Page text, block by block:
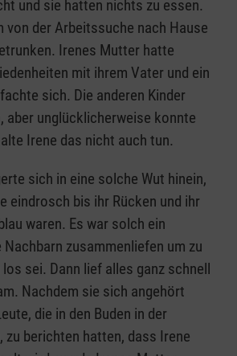
und sie hatten nichts zu essen.
von der Arbeitssuche nach Hause
Irenes Mutter hatte
mit ihrem Vater und ein
sich. Die anderen Kinder
aber unglücklicherweise konnte
Irene das nicht auch tun.
sich in eine solche Wut hinein,
eindrosch bis ihr Rücken und ihr
waren. Es war solch ein
zusammenliefen um zu
sei. Dann lief alles ganz schnell
Nachdem sie sich angehört
die in den Buden in der
zu berichten hatten, dass Irene